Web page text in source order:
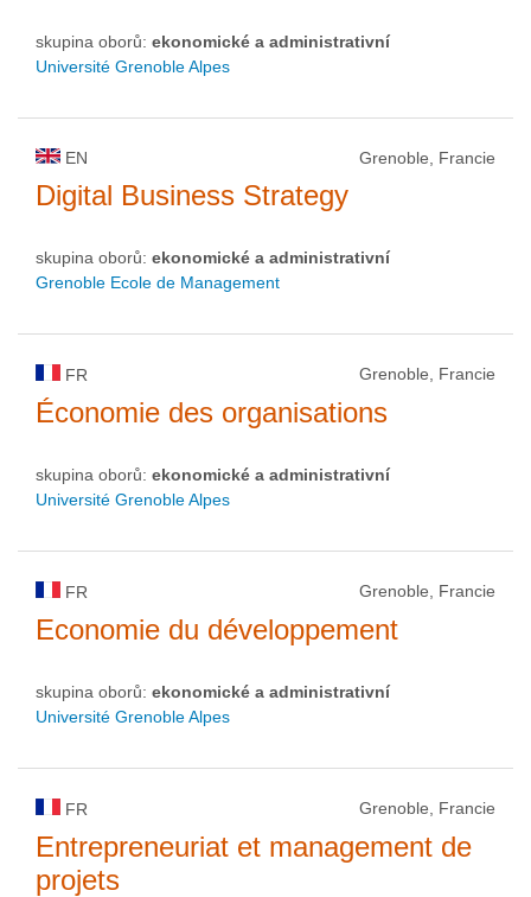
skupina oborů: ekonomické a administrativní
Université Grenoble Alpes
EN Grenoble, Francie
Digital Business Strategy
skupina oborů: ekonomické a administrativní
Grenoble Ecole de Management
FR Grenoble, Francie
Économie des organisations
skupina oborů: ekonomické a administrativní
Université Grenoble Alpes
FR Grenoble, Francie
Economie du développement
skupina oborů: ekonomické a administrativní
Université Grenoble Alpes
FR Grenoble, Francie
Entrepreneuriat et management de
projets